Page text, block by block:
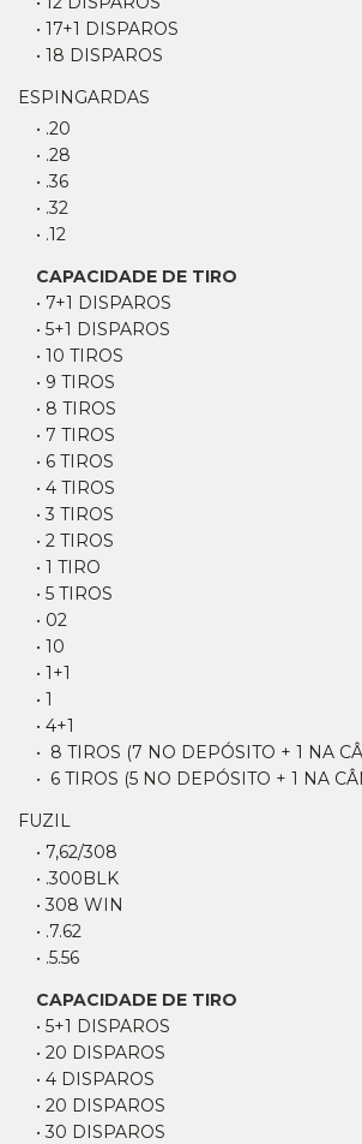
• 17+1 DISPAROS
• 18 DISPAROS
ESPINGARDAS
• .20
• .28
• .36
• .32
• .12
CAPACIDADE DE TIRO
• 7+1 DISPAROS
• 5+1 DISPAROS
• 10 TIROS
• 9 TIROS
• 8 TIROS
• 7 TIROS
• 6 TIROS
• 4 TIROS
• 3 TIROS
• 2 TIROS
• 1 TIRO
• 5 TIROS
• 02
• 10
• 1+1
• 1
• 4+1
• 8 TIROS (7 NO DEPÓSITO + 1 NA
• 6 TIROS (5 NO DEPÓSITO + 1 NA
FUZIL
• 7,62/308
• .300BLK
• 308 WIN
• .7.62
• .5.56
CAPACIDADE DE TIRO
• 5+1 DISPAROS
• 20 DISPAROS
• 4 DISPAROS
• 20 DISPAROS
• 30 DISPAROS